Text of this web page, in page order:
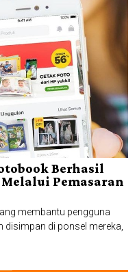
Berhasil
Pemasaran
membantu pengguna
di ponsel mereka,